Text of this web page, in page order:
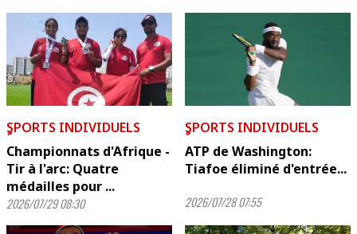
ٍSPORTS INDIVIDUELS
Championnats d'Afrique -
Tir à l'arc: Quatre
médailles pour ...
2026/07/29 08:30
ٍSPORTS INDIVIDUELS
ATP de Washington:
Tiafoe éliminé d'entrée...
2026/07/28 07:55